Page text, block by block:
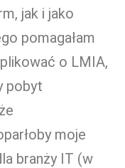
jak i jako
pomagałam
o LMIA,
pobyt
moje
branży IT (w